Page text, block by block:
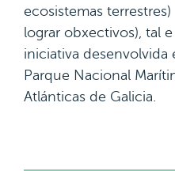
ecosistemas
lograr obxectivos), tal
iniciativa
Parque Nacional
Atlánticas de Galicia.